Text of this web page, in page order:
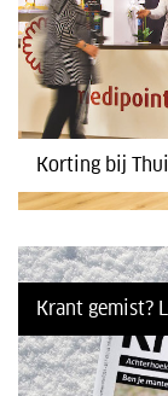
Korting bij
Krant gemist?